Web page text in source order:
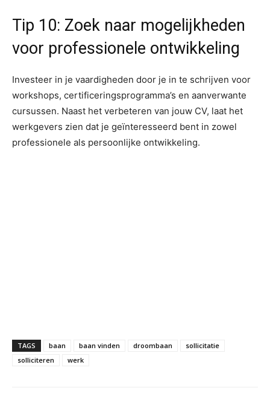
Tip 10: Zoek naar mogelijkheden
voor professionele ontwikkeling
Investeer in je vaardigheden door je in te schrijven voor
workshops, certificeringsprogramma’s en aanverwante
cursussen. Naast het verbeteren van jouw CV, laat het
werkgevers zien dat je geïnteresseerd bent in zowel
professionele als persoonlijke ontwikkeling.
TAGS baan baan vinden droombaan
sollicitatie
solliciteren
werk